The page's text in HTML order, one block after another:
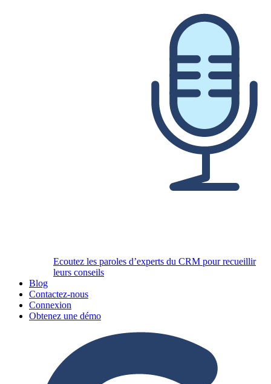
Ecoutez les paroles d’experts du CRM pour recueillir
leurs conseils
Blog
Contactez-nous
Connexion
Obtenez une démo